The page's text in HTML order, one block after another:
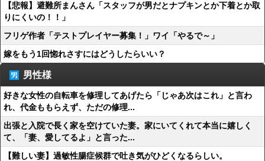
【悲報】避難所まんさん「スタッフが男だとナプキンとか下着とか取
りにくいの！！」
フリゲ作者「テストプレイヤー募集！」ワイ「やるで～」
嫁をもう1回惚れさすにはどうしたらいい？
男性様
好きな女性の自転車を修理してあげたら「じゃあ次はこれ」と言わ
れ、代金ももらえず、ただの修理...
出張と入院で長く家を空けていた妻。家にいてくれて本当に嬉しく
て、「妻、愛してるよ」と言った...
【難しい妻】過敏性腸症候群で吐き気がひどくなるらしい。